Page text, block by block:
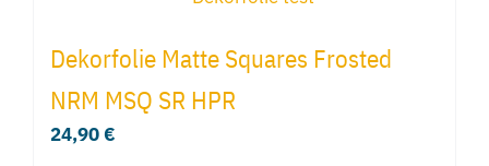
Dekorfolie Matte Squares Frosted
NRM MSQ SR HPR
24,90€